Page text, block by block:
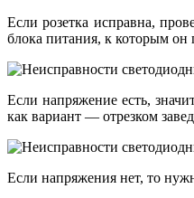
Если розетка исправна,
блока питания, к которым
Если напряжение есть,
как вариант — отрезком
Если напряжения нет, то